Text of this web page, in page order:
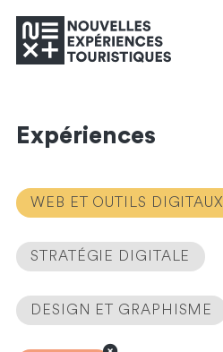
Expériences
WEB ET OUTILS DIGITAUX
STRATÉGIE DIGITALE
DESIGN ET GRAPHISME